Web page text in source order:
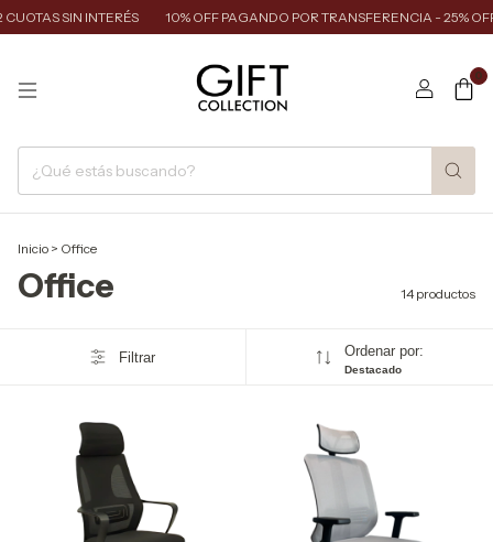
SIN INTERÉS 10% OFF PAGANDO POR TRANSFERENCIA - 25% OFF
0
Inicio > Office
Office 14 productos
Filtrar Ordenar por:
Destacado